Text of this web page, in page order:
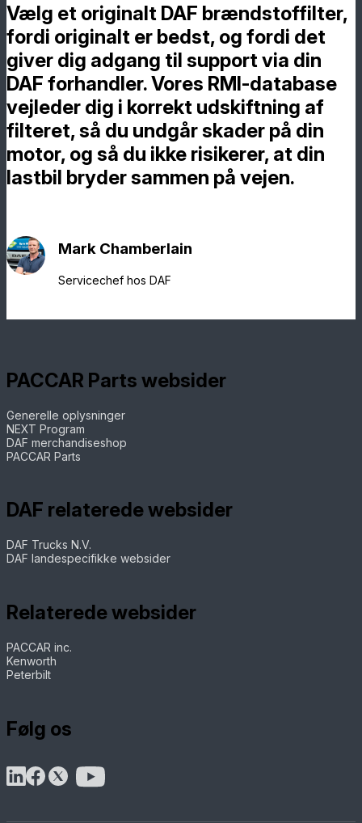
Vælg et originalt DAF brændstoffilter,
fordi originalt er bedst, og fordi det
giver dig adgang til support via din
DAF forhandler. Vores RMI-database
vejleder dig i korrekt udskiftning af
filteret, så du undgår skader på din
motor, og så du ikke risikerer, at din
lastbil bryder sammen på vejen.
Mark Chamberlain
Servicechef hos DAF
PACCAR Parts websider
Generelle oplysninger
NEXT Program
DAF merchandiseshop
PACCAR Parts
DAF relaterede websider
DAF Trucks N.V.
DAF landespecifikke websider
Relaterede websider
PACCAR inc.
Kenworth
Peterbilt
Følg os